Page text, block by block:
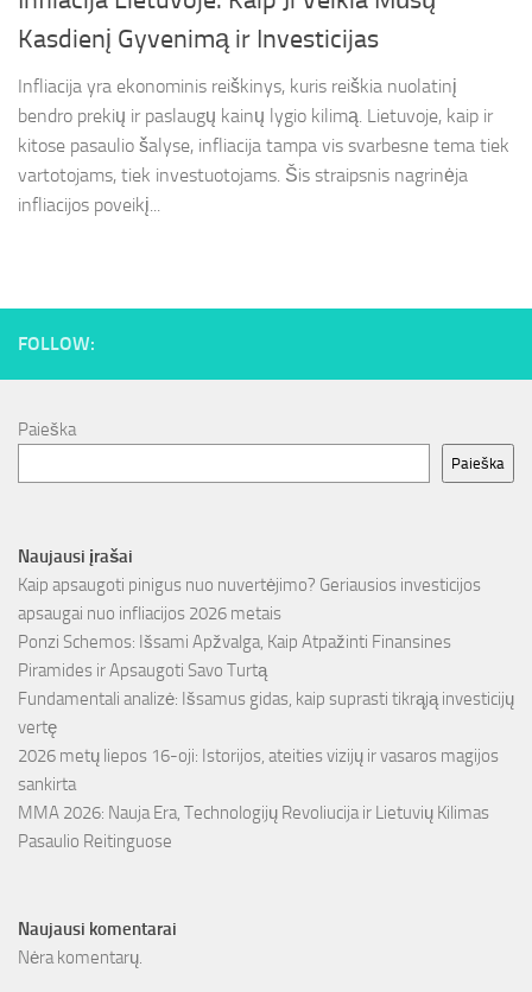
Kasdienį Gyvenimą ir Investicijas
Infliacija yra ekonominis reiškinys, kuris reiškia nuolatinį
bendro prekių ir paslaugų kainų lygio kilimą. Lietuvoje, kaip ir
kitose pasaulio šalyse, infliacija tampa vis svarbesne tema tiek
vartotojams, tiek investuotojams. Šis straipsnis nagrinėja
infliacijos poveikį...
FOLLOW:
Paieška
Paieška
Naujausi įrašai
Kaip apsaugoti pinigus nuo nuvertėjimo? Geriausios investicijos
apsaugai nuo infliacijos 2026 metais
Ponzi Schemos: Išsami Apžvalga, Kaip Atpažinti Finansines
Piramides ir Apsaugoti Savo Turtą
Fundamentali analizė: Išsamus gidas, kaip suprasti tikrąją investicijų
vertę
2026 metų liepos 16-oji: Istorijos, ateities vizijų ir vasaros magijos
sankirta
MMA 2026: Nauja Era, Technologijų Revoliucija ir Lietuvių Kilimas
Pasaulio Reitinguose
Naujausi komentarai
Nėra komentarų.